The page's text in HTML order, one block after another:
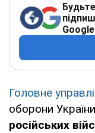
Google
Головне
оборони України
російських